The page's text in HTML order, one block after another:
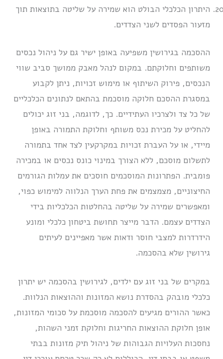
היתרון הכלכלי הבולט הוא שמירה על שליטה בתוצאות תוך
מזעור הפסדים לשני הצדדים.
ההסכמה בגירושין משפיעה באופן ישיר גם על ניהול נכסים
משותפים וחלוקתם. במקום לנהל מאבק ממושך סביב שווי
הנכסים, פירוק השיתוף או מימוש זכויות, ניתן לקבוע
במסגרת ההסכם חלוקה מוסכמת בהתאם לנתונים הכלכליים
של כל צד ולצרכיו העתידיים. כך, לדוגמה, בני זוג יכולים
להחליט על מכירת נכס משותף וחלוקת התמורה באופן
מיידי, או על העברת זכויות במקרקעין לצד אחד בתמורה
לתשלום מוסכם, ללא הצורך במינוי כונס נכסים או במכירה
פומבית. הפתרונות המוסכמים חוסכים את עמלות הגורמים
החיצוניים, מצמצמים את פחת הערך הנלווה למימוש כפוי,
ומאפשרים שמירה על שליטה בהחלטות הכלכליות בידי
הצדדים עצמם. הדבר מייצר תחושת ביטחון כלכלי ומונע
הידרדרות למצבי חוסר ודאות אשר מאפיינים לעיתים
גירושין שלא בהסכמה.
במקרים של בני זוג עם ילדים, לגירושין בהסכמה יש יתרון
כלכלי מובהק בהסדרת נושא המזונות וההוצאות הנלוות.
כאשר ההורים מגיעים להסכמה מוסכמת על סכומי המזונות,
אופן חלוקת ההוצאות החריגות וחלוקת זמני השהות,
נחסכות העלויות הגבוהות של ניהול תיק מזונות בבתי